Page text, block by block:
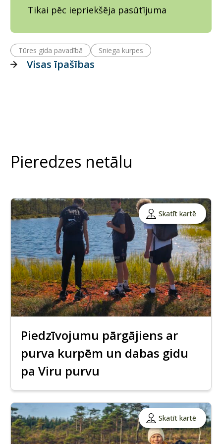
Tikai pēc iepriekšēja pasūtījuma
Tūres gida pavadībā Sniega kurpes
Visas īpašības
Pieredzes netālu
Skatīt kartē
Piedzīvojumu pārgājiens ar
purva kurpēm un dabas gidu
pa Viru purvu
Skatīt kartē